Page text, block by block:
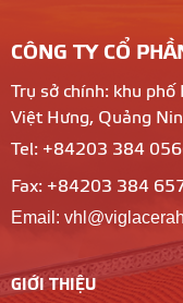
CÔNG TY CỔ
Trụ sở chính: khu
Việt Hưng, Quảng
Tel: +84203 384
Fax: +84203 384
Email:
GIỚI THIỆU